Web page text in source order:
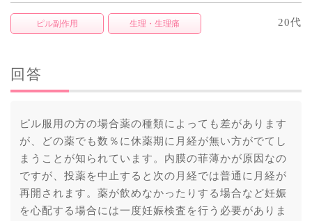
ピル副作用 生理・生理痛 20代
回答
ピル服用の方の場合薬の種類によっても差があります
が、どの薬でも数％に休薬期に月経が無い方がでてし
まうことが知られています。内膜の菲薄かが原因なの
ですが、投薬を中止すると次の月経では普通に月経が
再開されます。薬が飲めなかったりする場合など妊娠
を心配する場合には一度妊娠検査を行う必要がありま